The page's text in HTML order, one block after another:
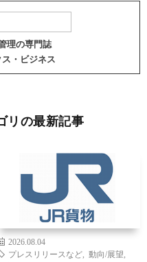
理の専門誌
・ビジネス
リの最新記事
2026.08.04
プレスリリースなど
動向/展望